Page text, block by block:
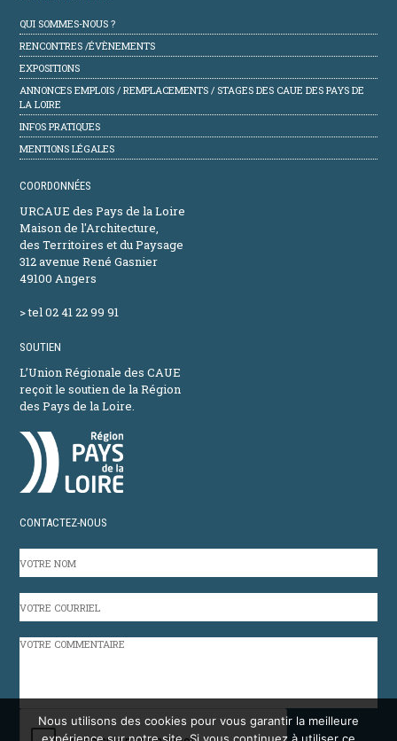
QUI SOMMES-NOUS ?
RENCONTRES /ÉVÈNEMENTS
EXPOSITIONS
ANNONCES EMPLOIS / REMPLACEMENTS / STAGES DES CAUE DES PAYS DE
LA LOIRE
INFOS PRATIQUES
MENTIONS LÉGALES
COORDONNÉES
URCAUE des Pays de la Loire
Maison de l'Architecture,
des Territoires et du Paysage
312 avenue René Gasnier
49100 Angers
> tel 02 41 22 99 91
SOUTIEN
L’Union Régionale des CAUE
reçoit le soutien de la Région
des Pays de la Loire.
CONTACTEZ-NOUS
NOM
COURRIEL
VOTRE
CAPTCHA
Nous utilisons des cookies pour vous garantir la meilleure